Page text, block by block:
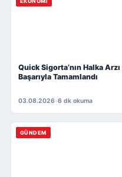
Quick Sigorta’nın Halka Arzı
Başarıyla Tamamlandı
03.08.2026•6 dk okuma
GÜNDEM